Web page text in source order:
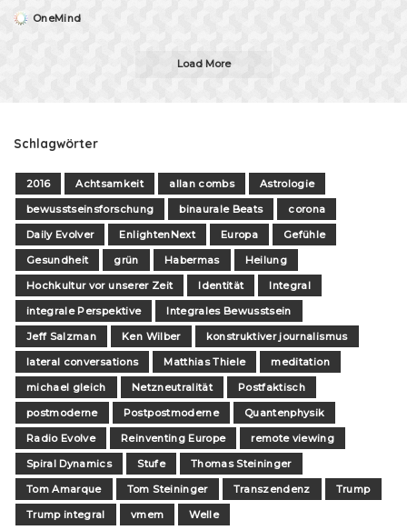
PostedOneMind
Load More
Schlagwörter
2016 Achtsamkeit allan combs
Astrologie
bewusstseinsforschung
binaurale Beats
corona
Daily Evolver
EnlightenNext Europa
Gefühle
Gesundheit
grün Habermas
Heilung
Hochkultur vor unserer Zeit
Identität
Integral
integrale Perspektive
Integrales Bewusstsein
Jeff Salzman
Ken Wilber
konstruktiver journalismus
lateral conversations
Matthias Thiele
meditation
michael gleich
Netzneutralität
Postfaktisch
postmoderne
Postpostmoderne
Quantenphysik
Radio Evolve
Reinventing Europe
remote viewing
Spiral Dynamics
Stufe
Thomas Steininger
Tom Amarque
Tom Steininger Transzendenz
Trump
Trump integral
vmem Welle